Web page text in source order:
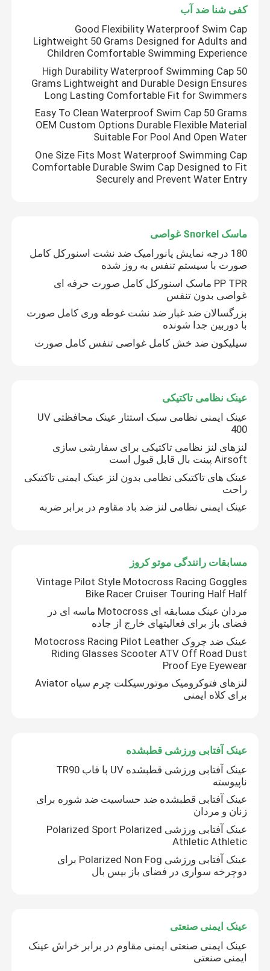
صفحه اصلی
محصولات
درباره ما
با ما تماس بگیرید
اخبار
عینک شنا ضدآفتاب
عینک ایمنی عینک
کفی شنا ضد آب
Good Flexibility Waterproof Swim Cap
Lightweight 50 Grams Designed for Adults and
Children Comfortable Swimming Experience
High Durability Waterproof Swimming Cap 50
Grams Lightweight and Durable Design Ensures
Long Lasting Comfortable Fit for Swimmers
Easy To Clean Waterproof Swim Cap 50 Grams
OEM Custom Options Durable Flexible Material
Suitable For Pool And Open Water
One Size Fits Most Waterproof Swimming Cap
Comfortable Durable Swim Cap Designed to Fit
Securely and Prevent Water Entry
ماسک Snorkel غواصی
180 درجه نمایش پانورامیک ضد نشت اسنورکل کامل
صورت با سیستم تنفس به روز شده
PP TPR ماسک اسنورکل کامل صورت حرفه ای
غواصی بدون تنفس
بزرگسالان ضد غبار ضد نشت غوطه وری کامل صورت
با دوربین جدا شونده
سیلیکون ضد خش کامل غواصی تنفس کامل صورت
عینک نظامی تاکتیکی
عینک ایمنی نظامی سبک استتار عینک محافظتی UV
400
لنزهای لنز نظامی تاکتیکی برای سفارشی سازی
Airsoft پینت بال قابل قبول است
عینک های تاکتیکی نظامی بدون لنز عینک ایمنی تاکتیکی
راحت
عینک ایمنی نظامی لنز ضد باد مقاوم در برابر ضربه
مسابقات رانندگی موتو کروز
Vintage Pilot Style Motocross Racing Goggles
Bike Racer Cruiser Touring Half Half
مردان عینک مسابقه ای Motocross ماسه ای در
فضای باز برای فعالیتهای خارج از جاده
عینک ضد چروک Motocross Racing Pilot Leather
Riding Glasses Scooter ATV Off Road Dust
Proof Eye Eyewear
لنزهای فتوکرومیک موتورسیکلت چرم سیاه Aviator
برای کلاه ایمنی
عینک آفتابی ورزشی قطبشده
عینک آفتابی ورزشی قطبشده UV با قاب TR90
ناپیوسته
عینک آفتابی قطبشده ضد حساسیت ضد شوره برای
زنان و مردان
عینک آفتابی ورزشی Polarized Sport Polarized
Athletic Athletic
عینک آفتابی ورزشی Polarized Non Fog برای
دوچرخه سواری در فضای باز بیس بال
عینک ایمنی صنعتی
عینک ایمنی صنعتی ایمنی مقاوم در برابر خراش عینک
ایمنی صنعتی